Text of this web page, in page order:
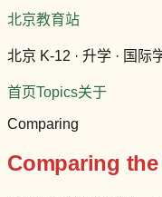
北京教育站
北京 K-12 · 升学 · 国际
首页Topics关于
Comparing
Comparing